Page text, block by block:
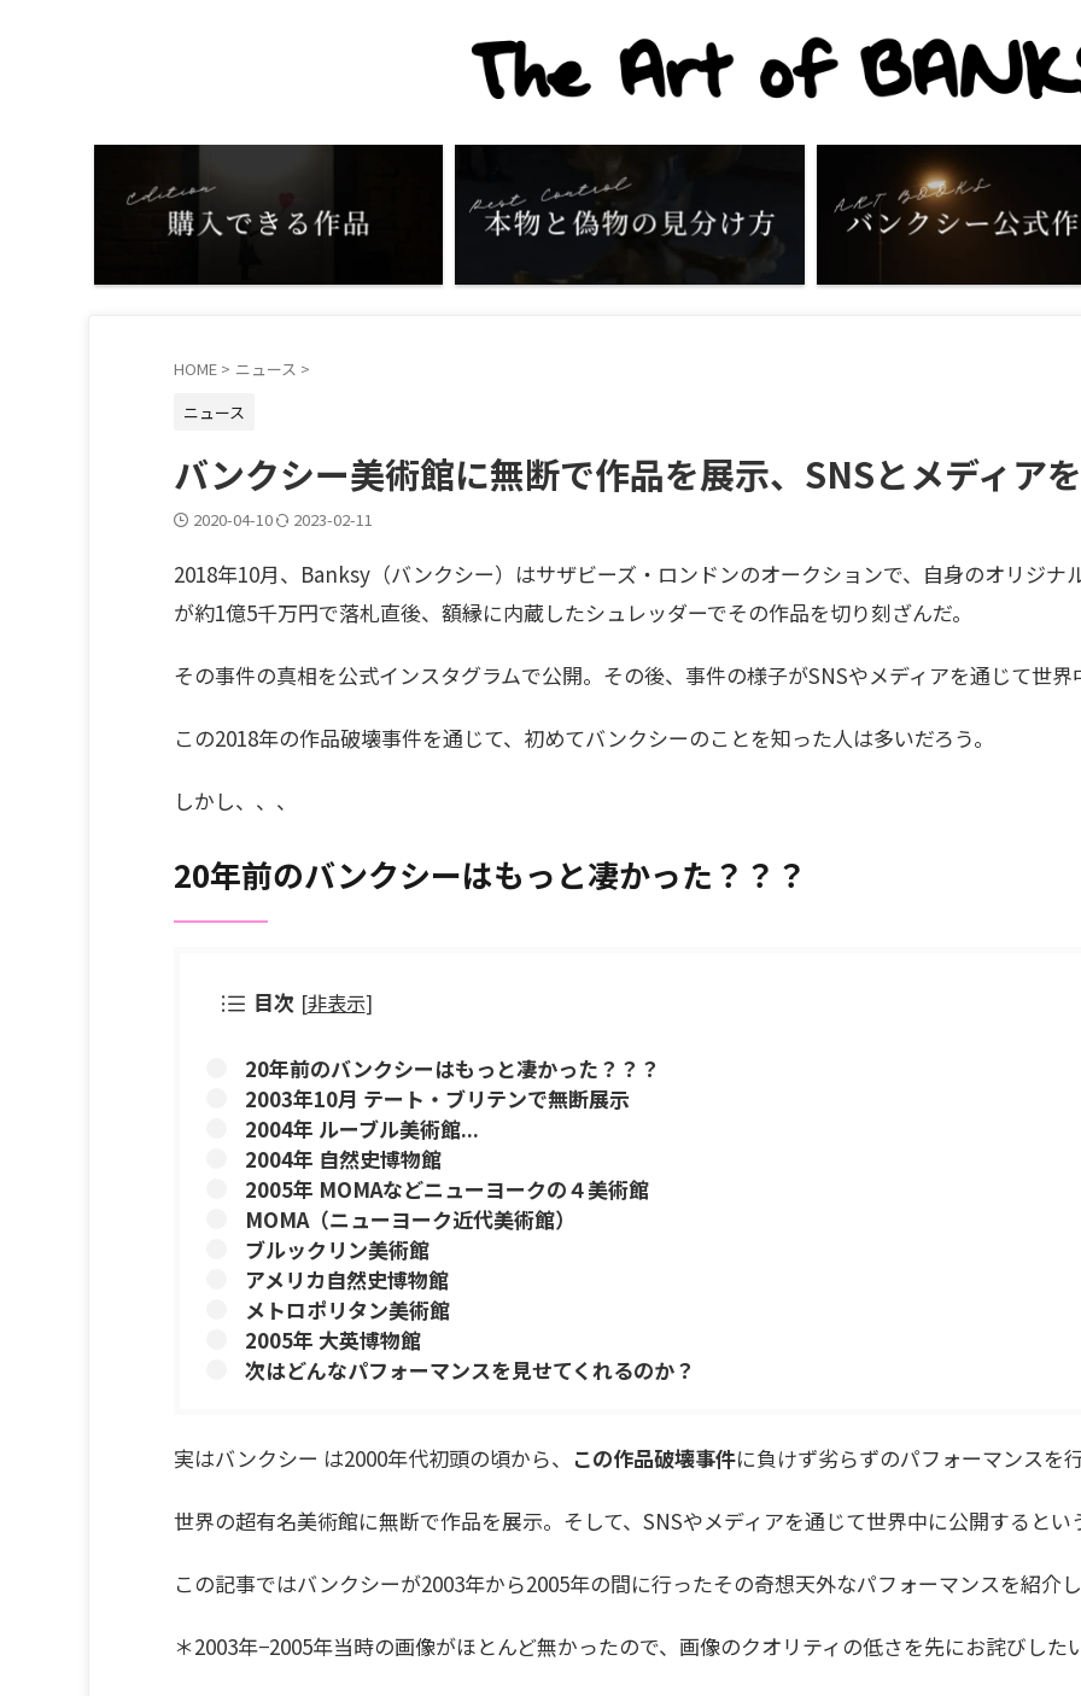
HOME > ニュース >
ニュース
バンクシー美術館に無断で作品を展示、SNSとメディア
2020-04-10 2023-02-11
2018年10月、Banksy（バンクシー）はサザビーズ・ロンドンのオークションで、自身のオリジ
が約1億5千万円で落札直後、額縁に内蔵したシュレッダーでその作品を切り刻ざんだ。
その事件の真相を公式インスタグラムで公開。その後、事件の様子がSNSやメディアを通じて世
この2018年の作品破壊事件を通じて、初めてバンクシーのことを知った人は多いだろう。
しかし、、、
20年前のバンクシーはもっと凄かった？？？
目次 [非表示]
20年前のバンクシーはもっと凄かった？？？
2003年10月 テート・ブリテンで無断展示
2004年 ルーブル美術館...
2004年 自然史博物館
2005年 MOMAなどニューヨークの４美術館
MOMA（ニューヨーク近代美術館）
ブルックリン美術館
アメリカ自然史博物館
メトロポリタン美術館
2005年 大英博物館
次はどんなパフォーマンスを見せてくれるのか？
実はバンクシー は2000年代初頭の頃から、 この作品破壊事件に負けず劣らずのパフォーマンスを
世界の超有名美術館に無断で作品を展示。そして、SNSやメディアを通じて世界中に公開すると
この記事ではバンクシーが2003年から2005年の間に行ったその奇想天外なパフォーマンスを紹介
＊2003年−2005年当時の画像がほとんど無かったので、画像のクオリティの低さを先にお詫びした